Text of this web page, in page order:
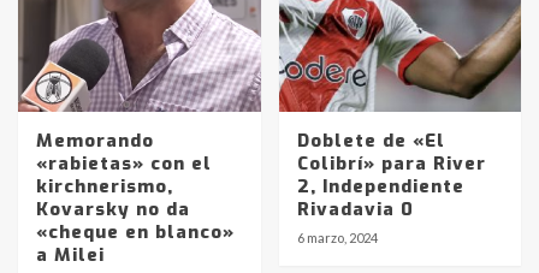
Memorando
«rabietas» con el
kirchnerismo,
Kovarsky no da
«cheque en blanco»
a Milei
Doblete de «El
Colibrí» para River
2, Independiente
Rivadavia 0
6 marzo, 2024